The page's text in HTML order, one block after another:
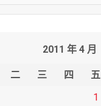
2011 年 4 月
二 三 四 五
1